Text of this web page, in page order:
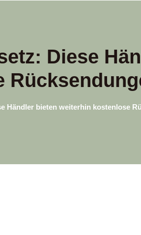
Diese
Händler bieten weiterhin kostenlose